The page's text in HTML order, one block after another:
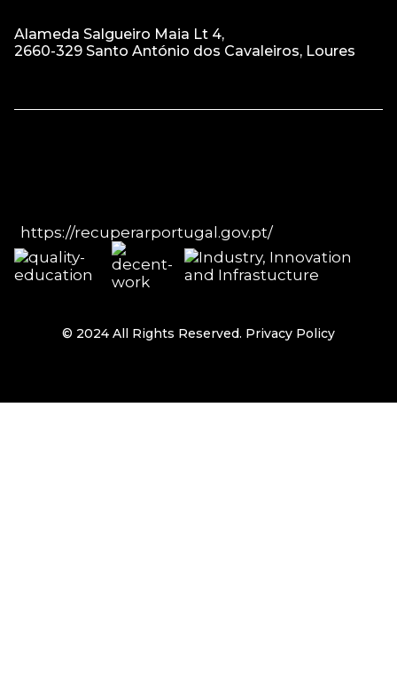
Alameda Salgueiro Maia Lt 4,
2660-329 Santo António dos Cavaleiros, Loures
https://recuperarportugal.gov.pt/
© 2024 All Rights Reserved. Privacy Policy